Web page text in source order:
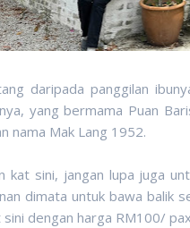
daripada panggilan
yang bermama Puan
nama Mak Lang 1952.
kat sini, jangan lupa juga
dimata untuk bawa balik
dengan harga RM100/